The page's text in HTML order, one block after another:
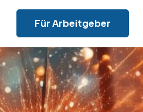
Für Arbeitgeber